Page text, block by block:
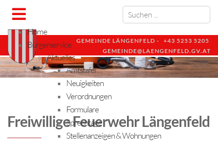
GEMEINDE LÄNGENFELD - +43 5253 5205
GEMEINDE@LAENGENFELD.GV.AT
Home
Bürgerservice
Aktuelles
Amtstafel
Neuigkeiten
Verordnungen
Formulare
Sprechtage
Stellenanzeigen & Wohnungen
Freiwillige Feuerwehr Längenfeld